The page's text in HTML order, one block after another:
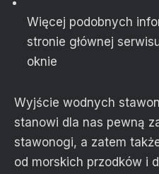
Więcej podobnych
stronie głównej
oknie
Wyjście wodnych
stanowi dla nas pewną
stawonogi, a zatem
od morskich przodków i